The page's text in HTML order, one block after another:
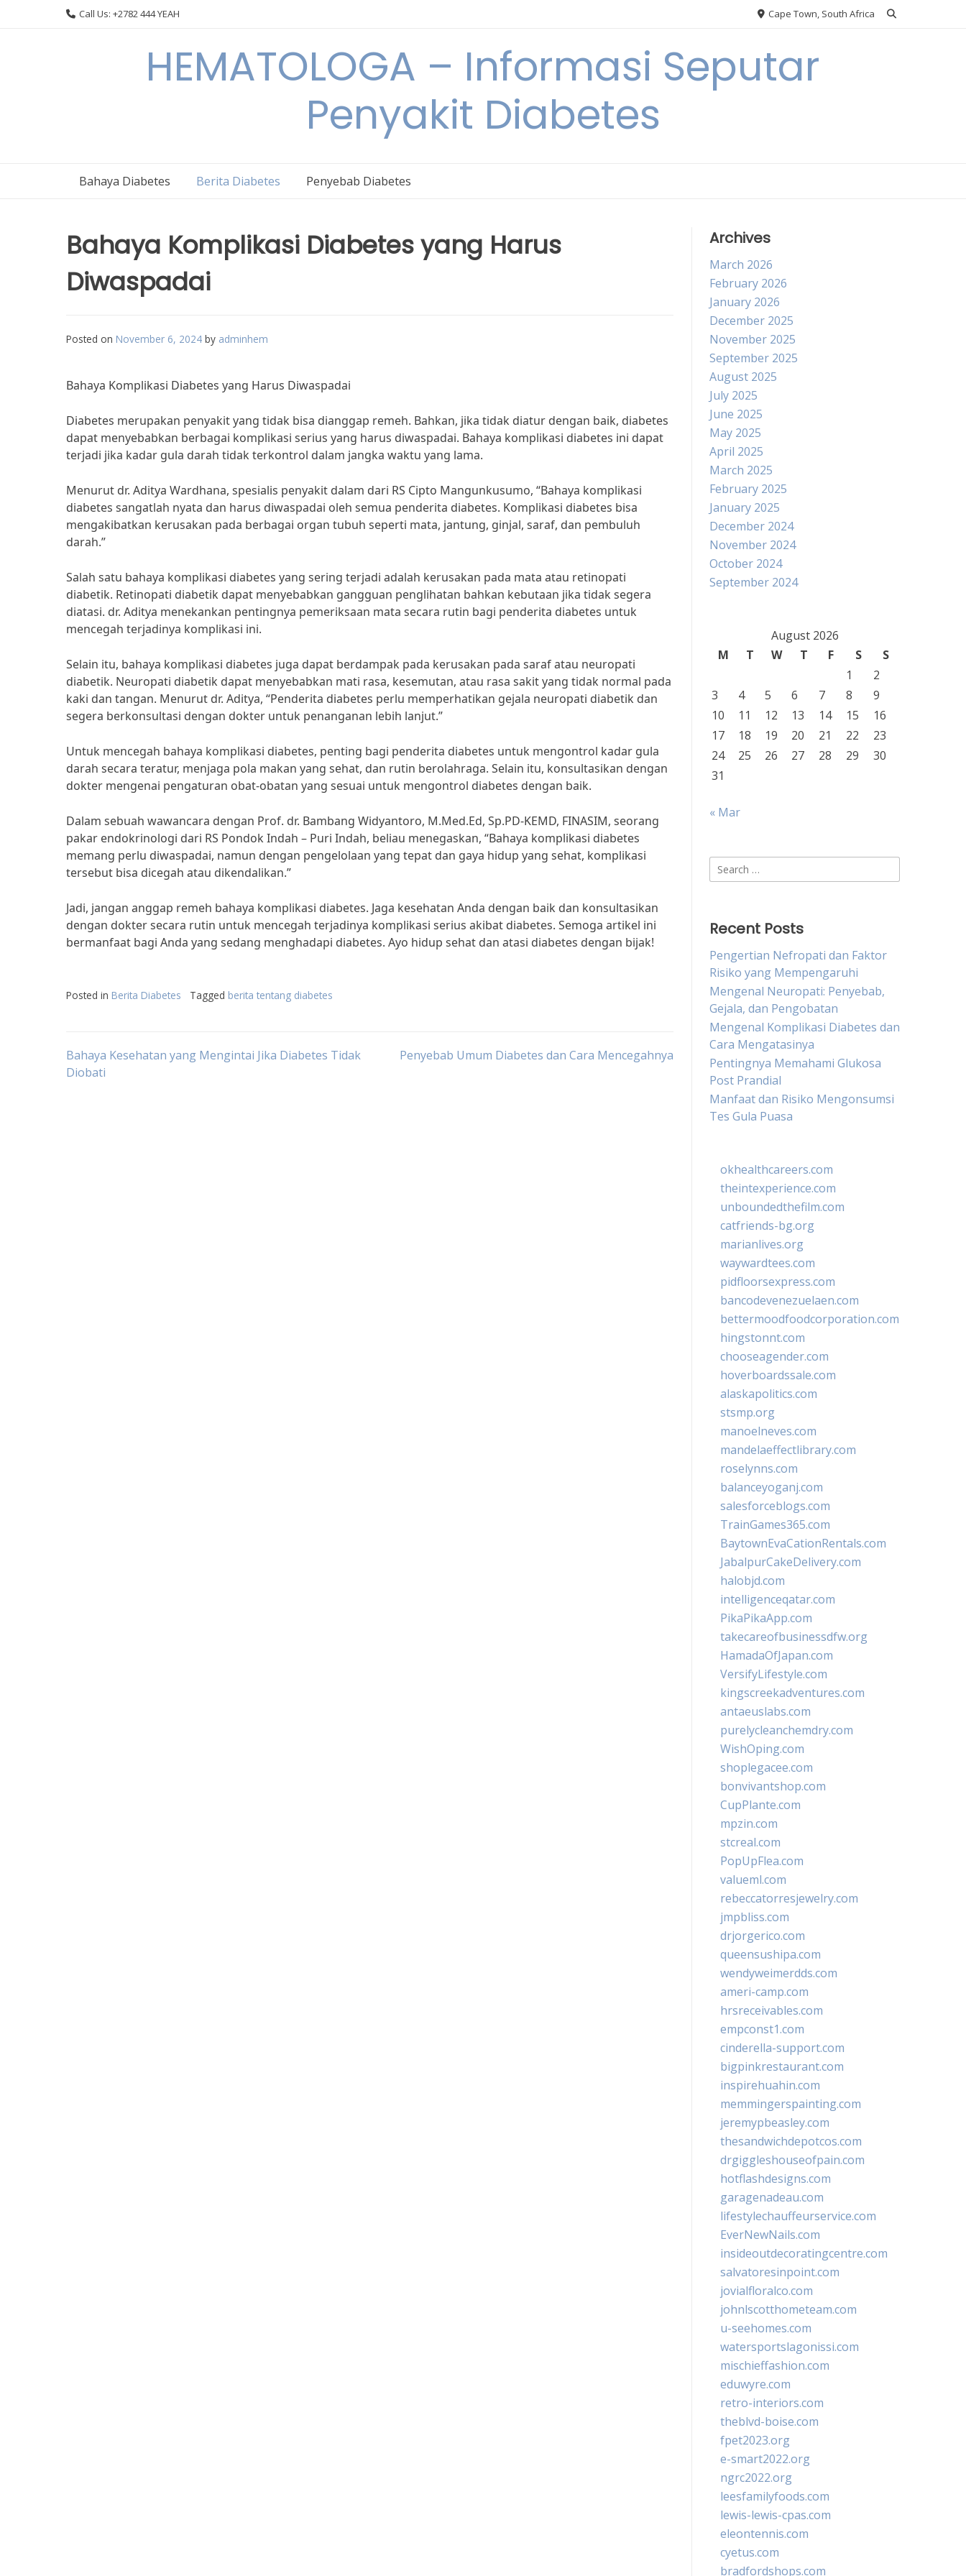
Call Us: +2782 444 YEAH Cape Town, South Africa
HEMATOLOGA – Informasi Seputar
Penyakit Diabetes
Bahaya Diabetes Berita Diabetes Penyebab Diabetes
Bahaya Komplikasi Diabetes yang Harus
Diwaspadai
Posted on November 6, 2024 by adminhem
Bahaya Komplikasi Diabetes yang Harus Diwaspadai
Diabetes merupakan penyakit yang tidak bisa dianggap remeh. Bahkan, jika tidak diatur dengan baik, diabetes
dapat menyebabkan berbagai komplikasi serius yang harus diwaspadai. Bahaya komplikasi diabetes ini dapat
terjadi jika kadar gula darah tidak terkontrol dalam jangka waktu yang lama.
Menurut dr. Aditya Wardhana, spesialis penyakit dalam dari RS Cipto Mangunkusumo, “Bahaya komplikasi
diabetes sangatlah nyata dan harus diwaspadai oleh semua penderita diabetes. Komplikasi diabetes bisa
mengakibatkan kerusakan pada berbagai organ tubuh seperti mata, jantung, ginjal, saraf, dan pembuluh
darah.”
Salah satu bahaya komplikasi diabetes yang sering terjadi adalah kerusakan pada mata atau retinopati
diabetik. Retinopati diabetik dapat menyebabkan gangguan penglihatan bahkan kebutaan jika tidak segera
diatasi. dr. Aditya menekankan pentingnya pemeriksaan mata secara rutin bagi penderita diabetes untuk
mencegah terjadinya komplikasi ini.
Selain itu, bahaya komplikasi diabetes juga dapat berdampak pada kerusakan pada saraf atau neuropati
diabetik. Neuropati diabetik dapat menyebabkan mati rasa, kesemutan, atau rasa sakit yang tidak normal pada
kaki dan tangan. Menurut dr. Aditya, “Penderita diabetes perlu memperhatikan gejala neuropati diabetik dan
segera berkonsultasi dengan dokter untuk penanganan lebih lanjut.”
Untuk mencegah bahaya komplikasi diabetes, penting bagi penderita diabetes untuk mengontrol kadar gula
darah secara teratur, menjaga pola makan yang sehat, dan rutin berolahraga. Selain itu, konsultasikan dengan
dokter mengenai pengaturan obat-obatan yang sesuai untuk mengontrol diabetes dengan baik.
Dalam sebuah wawancara dengan Prof. dr. Bambang Widyantoro, M.Med.Ed, Sp.PD-KEMD, FINASIM, seorang
pakar endokrinologi dari RS Pondok Indah – Puri Indah, beliau menegaskan, “Bahaya komplikasi diabetes
memang perlu diwaspadai, namun dengan pengelolaan yang tepat dan gaya hidup yang sehat, komplikasi
tersebut bisa dicegah atau dikendalikan.”
Jadi, jangan anggap remeh bahaya komplikasi diabetes. Jaga kesehatan Anda dengan baik dan konsultasikan
dengan dokter secara rutin untuk mencegah terjadinya komplikasi serius akibat diabetes. Semoga artikel ini
bermanfaat bagi Anda yang sedang menghadapi diabetes. Ayo hidup sehat dan atasi diabetes dengan bijak!
Posted in Berita Diabetes Tagged berita tentang diabetes
Post
Bahaya Kesehatan yang Mengintai Jika Diabetes Tidak
Diobati
Penyebab Umum Diabetes dan Cara Mencegahnya
Archives
March 2026
February 2026
January 2026
December 2025
November 2025
September 2025
August 2025
July 2025
June 2025
May 2025
April 2025
March 2025
February 2025
January 2025
December 2024
November 2024
October 2024
September 2024
August 2026
M
T W T F S
S
1
2
3
4 5 6 7 8
9
10
11 12 13 14 15
16
17
18 19 20 21 22
23
24
25 26 27 28 29
30
31
« Mar
Search
for:
Recent Posts
Pengertian Nefropati dan Faktor
Risiko yang Mempengaruhi
Mengenal Neuropati: Penyebab,
Gejala, dan Pengobatan
Mengenal Komplikasi Diabetes dan
Cara Mengatasinya
Pentingnya Memahami Glukosa
Post Prandial
Manfaat dan Risiko Mengonsumsi
Tes Gula Puasa
okhealthcareers.com
theintexperience.com
unboundedthefilm.com
catfriends-bg.org
marianlives.org
waywardtees.com
pidfloorsexpress.com
bancodevenezuelaen.com
bettermoodfoodcorporation.com
hingstonnt.com
chooseagender.com
hoverboardssale.com
alaskapolitics.com
stsmp.org
manoelneves.com
mandelaeffectlibrary.com
roselynns.com
balanceyoganj.com
salesforceblogs.com
TrainGames365.com
BaytownEvaCationRentals.com
JabalpurCakeDelivery.com
halobjd.com
intelligenceqatar.com
PikaPikaApp.com
takecareofbusinessdfw.org
HamadaOfJapan.com
VersifyLifestyle.com
kingscreekadventures.com
antaeuslabs.com
purelycleanchemdry.com
WishOping.com
shoplegacee.com
bonvivantshop.com
CupPlante.com
mpzin.com
stcreal.com
PopUpFlea.com
valueml.com
rebeccatorresjewelry.com
jmpbliss.com
drjorgerico.com
queensushipa.com
wendyweimerdds.com
ameri-camp.com
hrsreceivables.com
empconst1.com
cinderella-support.com
bigpinkrestaurant.com
inspirehuahin.com
memmingerspainting.com
jeremypbeasley.com
thesandwichdepotcos.com
drgiggleshouseofpain.com
hotflashdesigns.com
garagenadeau.com
lifestylechauffeurservice.com
EverNewNails.com
insideoutdecoratingcentre.com
salvatoresinpoint.com
jovialfloralco.com
johnlscotthometeam.com
u-seehomes.com
watersportslagonissi.com
mischieffashion.com
eduwyre.com
retro-interiors.com
theblvd-boise.com
fpet2023.org
e-smart2022.org
ngrc2022.org
leesfamilyfoods.com
lewis-lewis-cpas.com
eleontennis.com
cyetus.com
bradfordshops.com